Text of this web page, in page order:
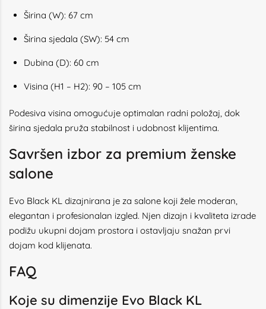
Širina (W): 67 cm
Širina sjedala (SW): 54 cm
Dubina (D): 60 cm
Visina (H1 – H2): 90 – 105 cm
Podesiva visina omogućuje optimalan radni položaj, dok
širina sjedala pruža stabilnost i udobnost klijentima.
Savršen izbor za premium ženske
salone
Evo Black KL dizajnirana je za salone koji žele moderan,
elegantan i profesionalan izgled. Njen dizajn i kvaliteta izrade
podižu ukupni dojam prostora i ostavljaju snažan prvi
dojam kod klijenata.
FAQ
Koje su dimenzije Evo Black KL